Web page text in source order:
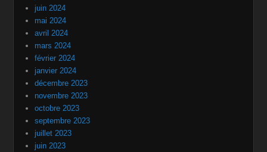
juin 2024
mai 2024
avril 2024
mars 2024
février 2024
janvier 2024
décembre 2023
novembre 2023
octobre 2023
septembre 2023
juillet 2023
juin 2023